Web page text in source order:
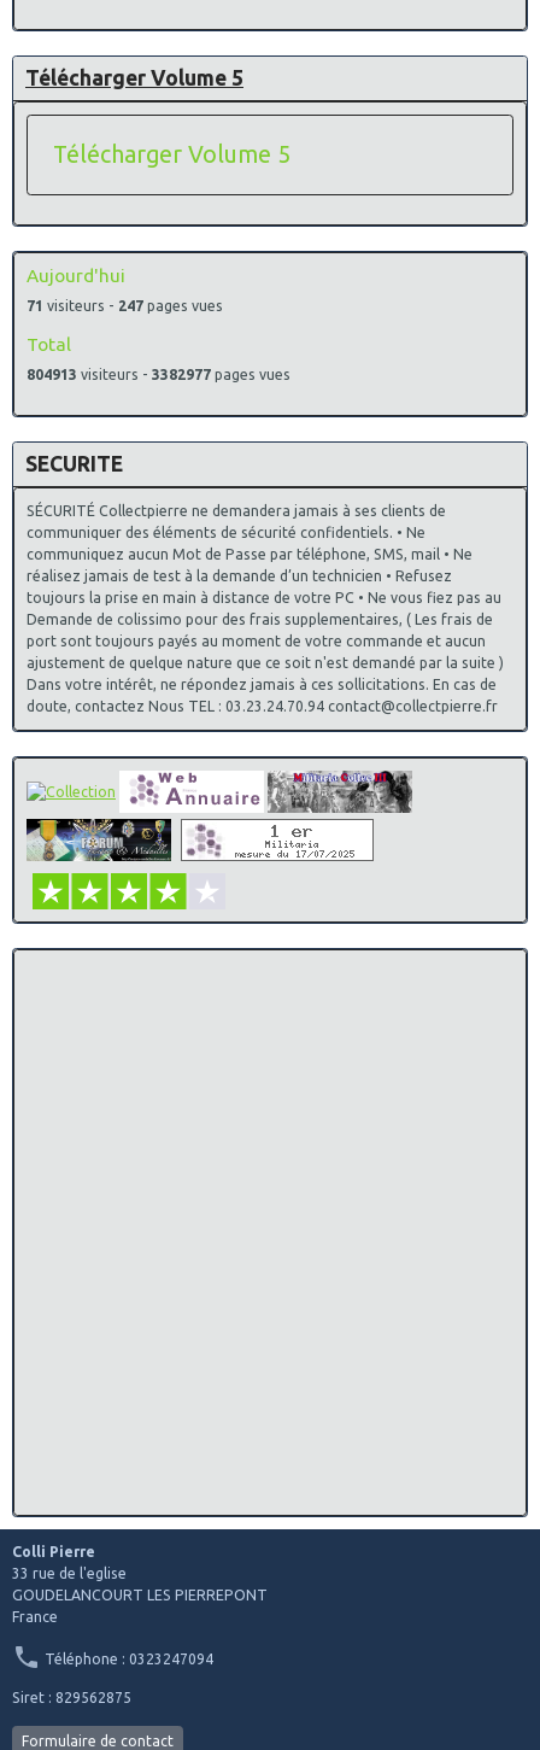
Télécharger Volume 5
Télécharger Volume 5
Aujourd'hui
71 visiteurs - 247 pages vues
Total
804913 visiteurs - 3382977 pages vues
SECURITE
SÉCURITÉ Collectpierre ne demandera jamais à ses clients de
communiquer des éléments de sécurité confidentiels. • Ne
communiquez aucun Mot de Passe par téléphone, SMS, mail • Ne
réalisez jamais de test à la demande d’un technicien • Refusez
toujours la prise en main à distance de votre PC • Ne vous fiez pas au
Demande de colissimo pour des frais supplementaires, ( Les frais de
port sont toujours payés au moment de votre commande et aucun
ajustement de quelque nature que ce soit n'est demandé par la suite )
Dans votre intérêt, ne répondez jamais à ces sollicitations. En cas de
doute, contactez Nous TEL : 03.23.24.70.94 contact@collectpierre.fr
Colli Pierre
33 rue de l'eglise
GOUDELANCOURT LES PIERREPONT
France
Téléphone : 0323247094
Siret : 829562875
Formulaire de contact